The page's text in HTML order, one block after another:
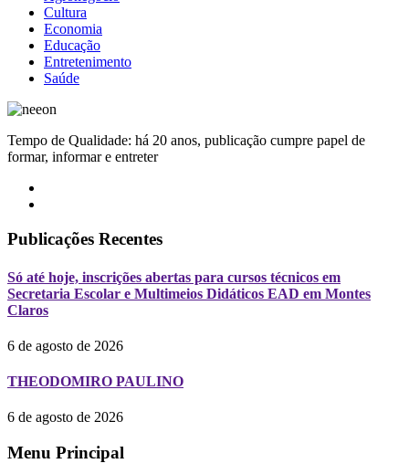
Cultura
Economia
Educação
Entretenimento
Saúde
Tempo de Qualidade: há 20 anos, publicação cumpre papel de
formar, informar e entreter
Publicações Recentes
Só até hoje, inscrições abertas para cursos técnicos em
Secretaria Escolar e Multimeios Didáticos EAD em Montes
Claros
6 de agosto de 2026
THEODOMIRO PAULINO
6 de agosto de 2026
Menu Principal